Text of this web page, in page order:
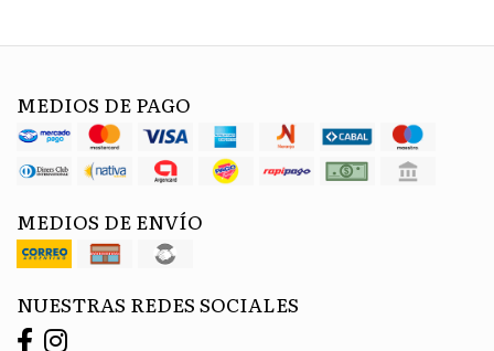
MEDIOS DE PAGO
MEDIOS DE ENVÍO
NUESTRAS REDES SOCIALES